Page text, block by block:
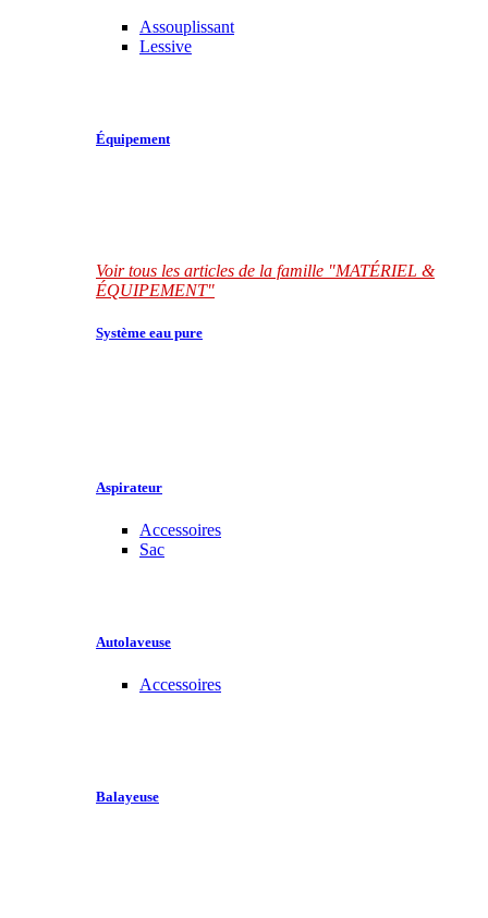
Assouplissant
Lessive
Équipement
Voir tous les articles de la famille "MATÉRIEL &
ÉQUIPEMENT"
Système eau pure
Aspirateur
Accessoires
Sac
Autolaveuse
Accessoires
Balayeuse